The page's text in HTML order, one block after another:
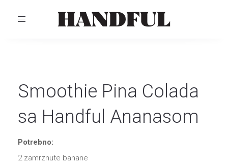
TOGGLE
Smoothie Pina Colada
sa Handful Ananasom
Potrebno:
2 zamrznute banane